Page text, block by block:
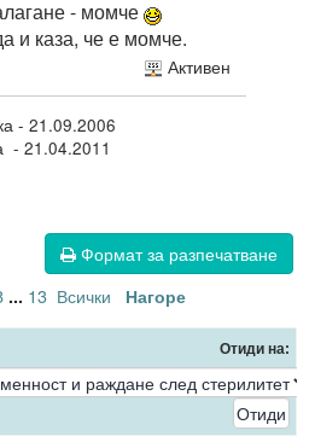
- момче
и каза, че е момче.
Активен
- 21.09.2006
- 21.04.2011
Формат за разпечатване
... 13 Всички Нагоре
Отиди на: